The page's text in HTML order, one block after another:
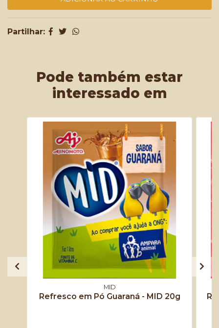
Partilhar:
Pode também estar
interessado em
MID
Refresco em Pó Guaraná - MID 20g